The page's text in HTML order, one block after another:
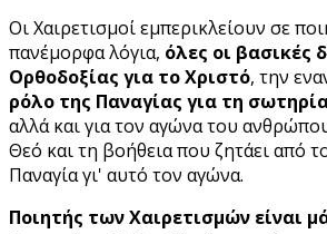
Οι Χαιρετισμοί εμπερικλείουν σε
πανέμορφα λόγια, όλες οι βασικές
Ορθοδοξίας για το Χριστό, την
ρόλο της Παναγίας για τη
αλλά και για τον αγώνα του
Θεό και τη βοήθεια που ζητάει από
Παναγία γι' αυτό τον αγώνα.
Ποιητής των Χαιρετισμών είναι